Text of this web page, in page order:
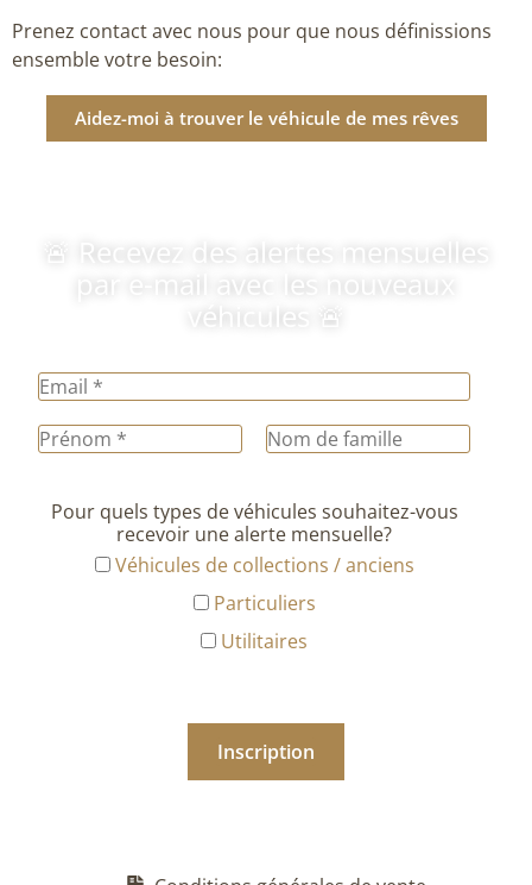
Prenez contact avec nous pour que nous définissions
ensemble votre besoin:
Aidez-moi à trouver le véhicule de mes rêves
🚨 Recevez des alertes mensuelles
par e-mail avec les nouveaux
véhicules 🚨
Pour quels types de véhicules souhaitez-vous
recevoir une alerte mensuelle?
Véhicules de collections / anciens
Particuliers
Utilitaires